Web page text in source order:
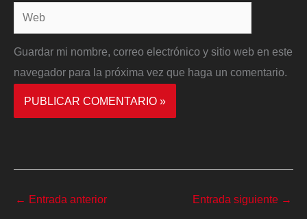
Web
Guardar mi nombre, correo electrónico y sitio web en este
navegador para la próxima vez que haga un comentario.
← Entrada anterior Entrada siguiente →